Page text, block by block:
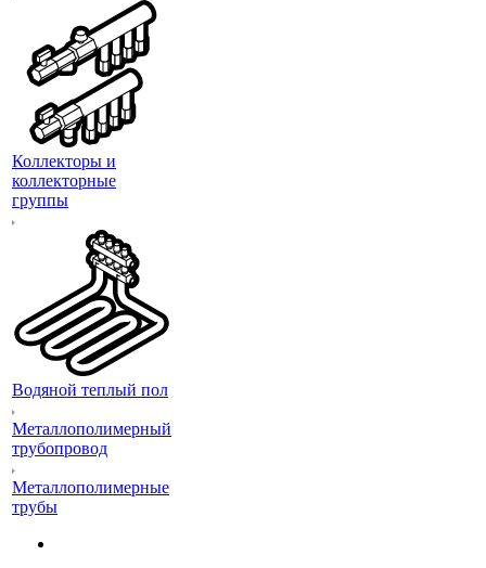
Коллекторы и
коллекторные
группы
Водяной теплый пол
Металлополимерный
трубопровод
Металлополимерные
трубы